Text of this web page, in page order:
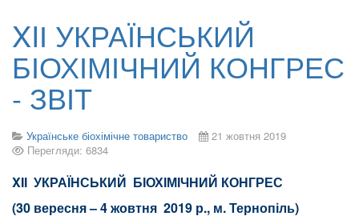
XIІ УКРАЇНСЬКИЙ
БІОХІМІЧНИЙ КОНГРЕС
- ЗВІТ
Українське біохімічне товариство
21 жовтня 2019
Перегляди: 6834
XIІ УКРАЇНСЬКИЙ БІОХІМІЧНИЙ КОНГРЕС
(30 вересня – 4 жовтня 2019 р., м. Тернопіль)